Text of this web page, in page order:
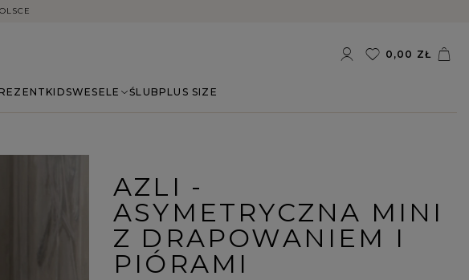
POLSKI
0,00 ZŁ
KIDSWESELE ŚLUB PLUS SIZE
AZLI -
ASYMETRYCZNA MINI
Z DRAPOWANIEM I
PIÓRAMI